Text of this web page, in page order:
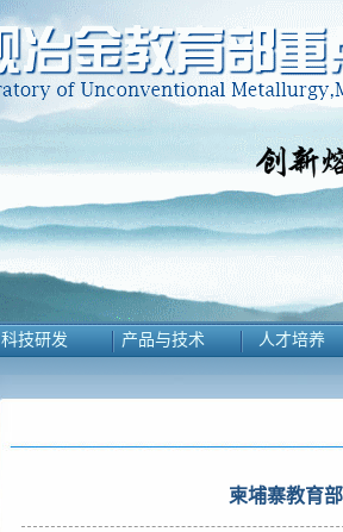
科技研发 产品与技术 人才培养
柬埔寨教育